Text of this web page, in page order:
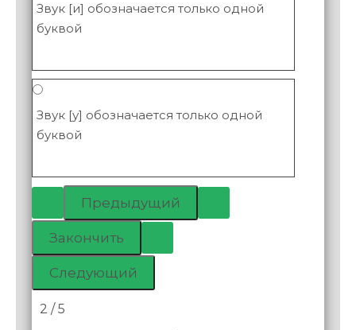
Звук [и] обозначается только одной
буквой
Звук [у] обозначается только одной
буквой
2 / 5